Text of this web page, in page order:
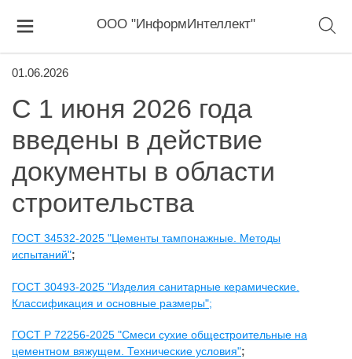
ООО "ИнформИнтеллект"
01.06.2026
С 1 июня 2026 года
введены в действие
документы в области
строительства
ГОСТ 34532-2025 "Цементы тампонажные. Методы
испытаний";
ГОСТ 30493-2025 "Изделия санитарные керамические.
Классификация и основные размеры";
ГОСТ Р 72256-2025 "Смеси сухие общестроительные на
цементном вяжущем. Технические условия";